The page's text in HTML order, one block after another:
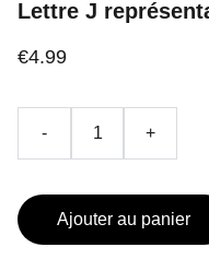
Lettre J
€4.99
- +
Ajouter au panier